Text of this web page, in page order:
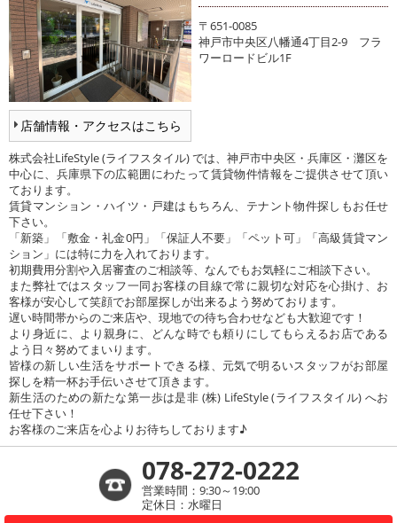
店舗情報・アクセスはこちら
〒651-0085
神戸市中央区八幡通4丁目2-9 フラ
ワーロードビル1F
株式会社LifeStyle (ライフスタイル) では、神戸市中央区・兵庫区・灘区を
中心に、兵庫県下の広範囲にわたって賃貸物件情報をご提供させて頂い
ております。
賃貸マンション・ハイツ・戸建はもちろん、テナント物件探しもお任せ
下さい。
「新築」「敷金・礼金0円」「保証人不要」「ペット可」「高級賃貸マン
ション」には特に力を入れております。
初期費用分割や入居審査のご相談等、なんでもお気軽にご相談下さい。
また弊社ではスタッフ一同お客様の目線で常に親切な対応を心掛け、お
客様が安心して笑顔でお部屋探しが出来るよう努めております。
遅い時間帯からのご来店や、現地での待ち合わせなども大歓迎です！
より身近に、より親身に、どんな時でも頼りにしてもらえるお店である
よう日々努めてまいります。
皆様の新しい生活をサポートできる様、元気で明るいスタッフがお部屋
探しを精一杯お手伝いさせて頂きます。
新生活のための新たな第一歩は是非 (株) LifeStyle (ライフスタイル) へお
任せ下さい！
お客様のご来店を心よりお待ちしております♪
078-272-0222
営業時間：9:30～19:00
定休日：水曜日